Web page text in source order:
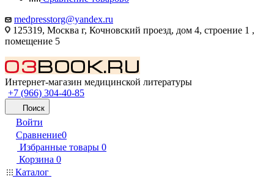
medpresstorg@yandex.ru
125319, Москва г, Кочновский проезд, дом 4, строение 1 ,
помещение 5
Интернет-магазин медицинской литературы
+7 (966) 304-40-85
Поиск
Войти
Сравнение0
Избранные товары 0
Корзина 0
Каталог